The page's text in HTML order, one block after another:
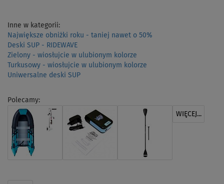
Inne w kategorii:
Największe obniżki roku - taniej nawet o 50%
Deski SUP - RIDEWAVE
Zielony - wiosłujcie w ulubionym kolorze
Turkusowy - wiosłujcie w ulubionym kolorze
Uniwersalne deski SUP
Polecamy:
WIĘCEJ...